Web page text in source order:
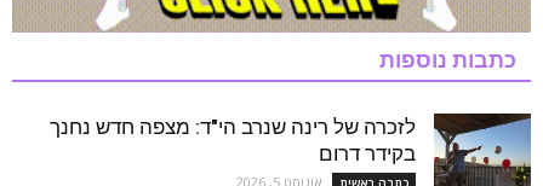
כתבות נוספות
לזכרה של רינה שנרב הי"ד: מצפה חדש נחנך
בקידר דרום
אוגוסט 5, 2026